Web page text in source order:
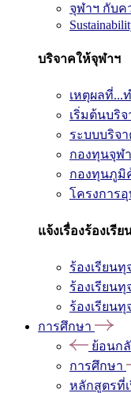
จุฬาฯ กับค
บริจาคให้จุฬาฯ
เหตุผลที่...
เริ่มต้นบริจ
ระบบบริจ
กองทุนจุฬ
กองทุนภูมิ
โครงการ
แจ้งเรื่องร้องเรี
ร้องเรียน
ร้องเรียน
ร้องเรียน
การศึกษา
ย้อนก
การศึกษา
หลักสูตรที่